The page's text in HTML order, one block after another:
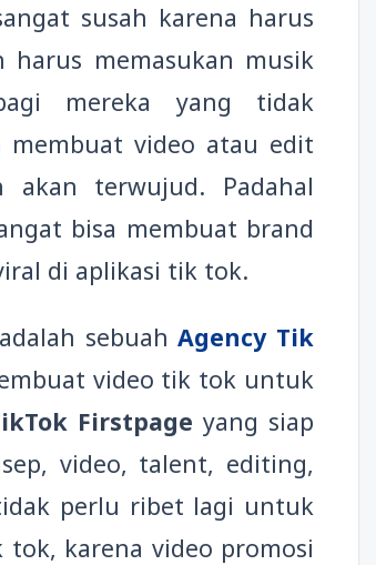
susah karena harus
memasukan musik
mereka yang tidak
membuat video atau edit
terwujud. Padahal
bisa membuat brand
di aplikasi tik tok.
sebuahAgency Tik
video tik tok untuk
Firstpage yang siap
video, talent, editing,
perlu ribet lagi untuk
karena video promosi